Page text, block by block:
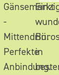
Gänsemarkt
-
Mittendrin.
Perfekte
Anbindung.
in